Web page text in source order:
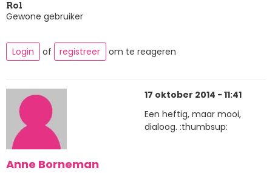
Rol
Gewone gebruiker
Login of registreer om te reageren
Anne Borneman
17 oktober 2014 - 11:41
Een heftig, maar mooi,
dialoog. :thumbsup: